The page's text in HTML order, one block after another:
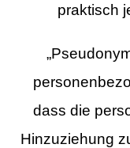
praktisch
dass die
Hinzuziehung